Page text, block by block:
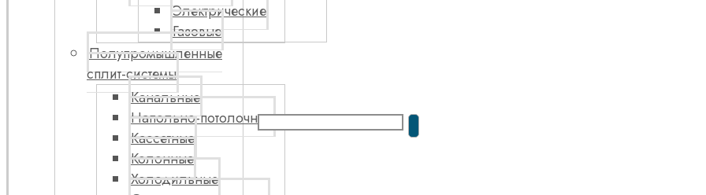
Электрические
Газовые
Полупромышленные
сплит-системы
Канальные
Напольно-потолочные
Кассетные
Колонные
Холодильные